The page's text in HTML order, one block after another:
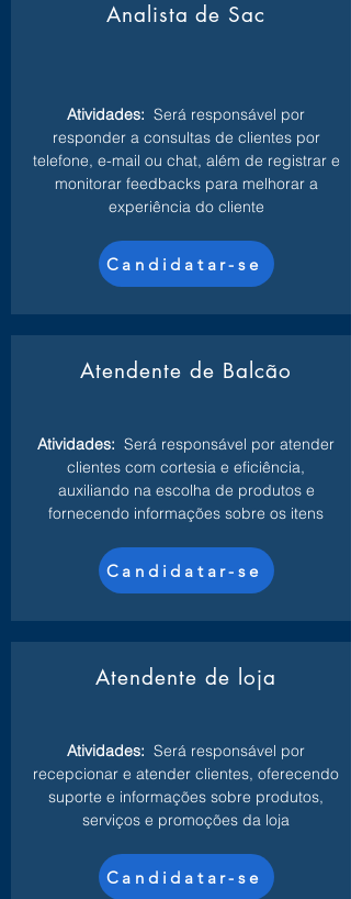
Analista de Sac
Atividades: Será responsável por
responder a consultas de clientes por
telefone, e-mail ou chat, além de registrar e
monitorar feedbacks para melhorar a
experiência do cliente
Candidatar-se
Atendente de Balcão
Atividades: Será responsável por atender
clientes com cortesia e eficiência,
auxiliando na escolha de produtos e
fornecendo informações sobre os itens
Candidatar-se
Atendente de loja
Atividades: Será responsável por
recepcionar e atender clientes, oferecendo
suporte e informações sobre produtos,
serviços e promoções da loja
Candidatar-se